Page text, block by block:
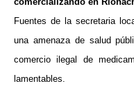
Fuentes de la secretaria
una amenaza de salud
comercio ilegal de
lamentables.